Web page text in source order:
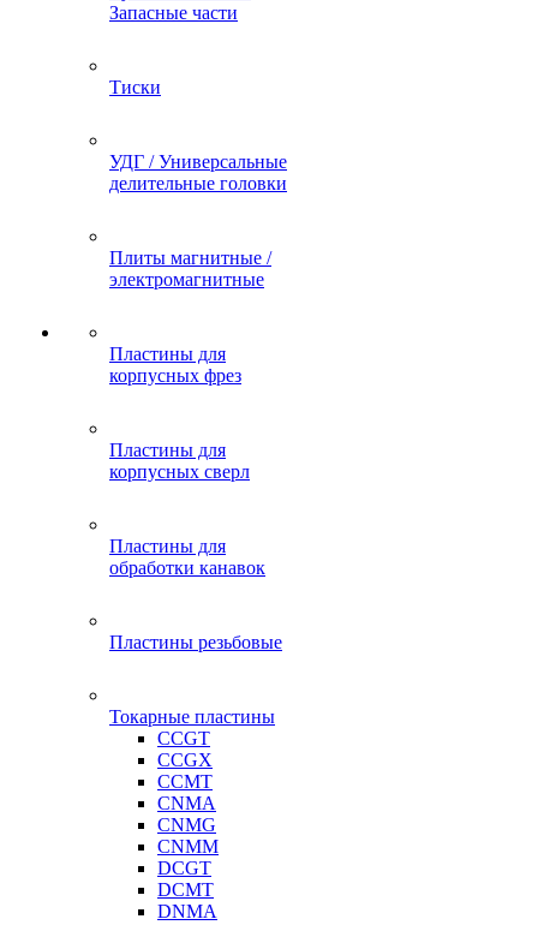
Запасные части
Тиски
УДГ / Универсальные
делительные головки
Плиты магнитные /
электромагнитные
Пластины для
корпусных фрез
Пластины для
корпусных сверл
Пластины для
обработки канавок
Пластины резьбовые
Токарные пластины
CCGT
CCGX
CCMT
CNMA
CNMG
CNMM
DCGT
DCMT
DNMA